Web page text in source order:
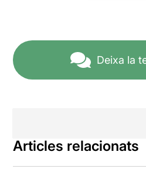
Deixa la
Articles relacionats